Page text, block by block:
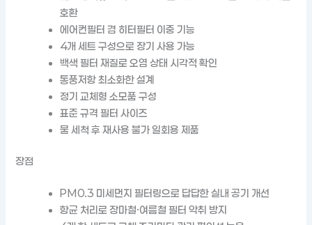
호환
에어컨필터 겸 히터필터 이중 기능
4개 세트 구성으로 장기 사용 가능
백색 필터 재질로 오염 상태 시각적 확인
통풍저항 최소화한 설계
정기 교체형 소모품 구성
표준 규격 필터 사이즈
물 세척 후 재사용 불가 일회용 제품
장점
PM0.3 미세먼지 필터링으로 답답한 실내 공기 개선
항균 처리로 장마철·여름철 필터 악취 방지